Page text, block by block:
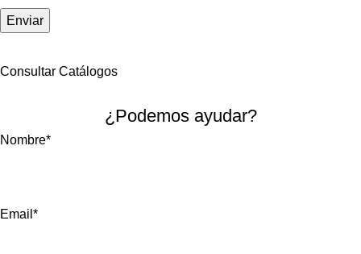
Consultar Catálogos
¿Podemos ayudar?
Nombre*
Email*